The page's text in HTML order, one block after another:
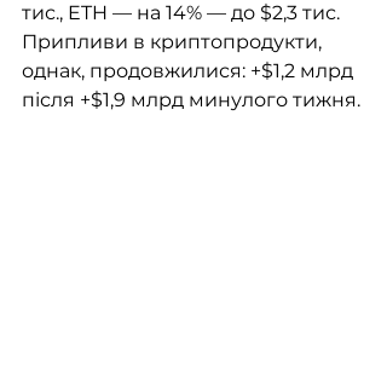
тис., ETH — на 14% — до $2,3 тис.
Припливи в криптопродукти,
однак, продовжилися: +$1,2 млрд
після +$1,9 млрд минулого тижня.